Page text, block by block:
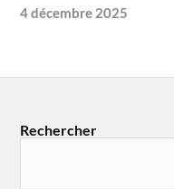
4 décembre 2025
Rechercher